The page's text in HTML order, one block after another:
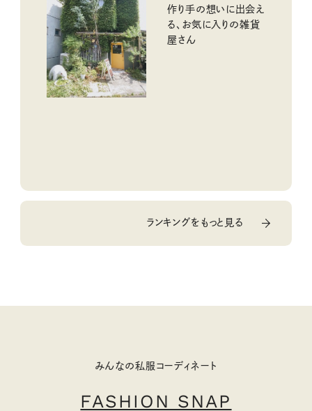
作り手の想いに出会え
る、お気に入りの雑貨
屋さん
ランキングをもっと見る
みんなの私服コーディネート
FASHION SNAP